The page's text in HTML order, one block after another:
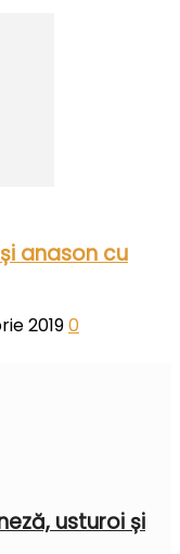
anason cu
20190
usturoi și